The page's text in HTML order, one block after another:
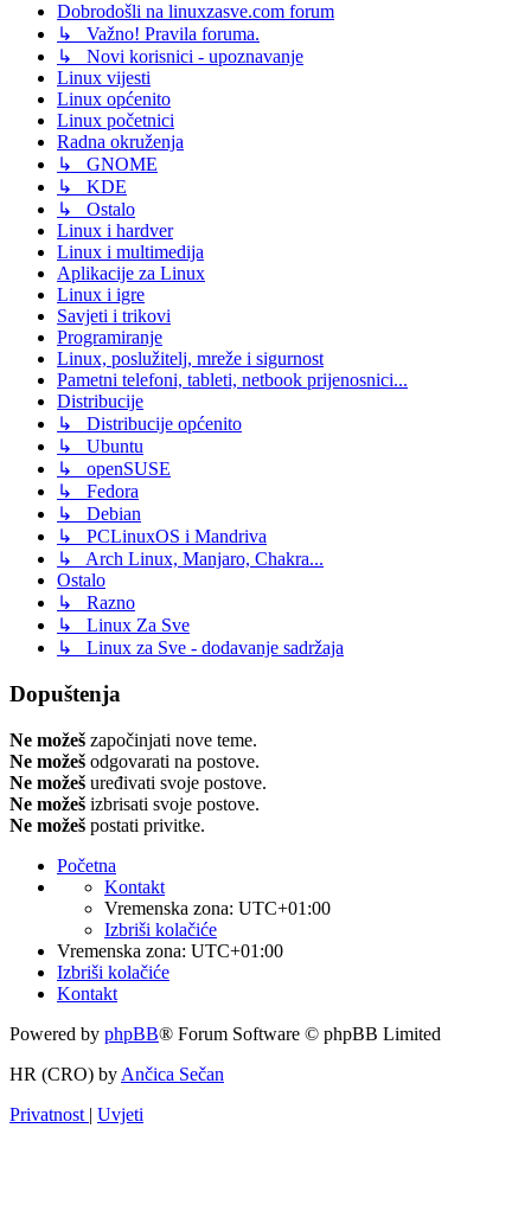
Dobrodošli na linuxzasve.com forum
↳ Važno! Pravila foruma.
↳ Novi korisnici - upoznavanje
Linux vijesti
Linux općenito
Linux početnici
Radna okruženja
↳ GNOME
↳ KDE
↳ Ostalo
Linux i hardver
Linux i multimedija
Aplikacije za Linux
Linux i igre
Savjeti i trikovi
Programiranje
Linux, poslužitelj, mreže i sigurnost
Pametni telefoni, tableti, netbook prijenosnici...
Distribucije
↳ Distribucije općenito
↳ Ubuntu
↳ openSUSE
↳ Fedora
↳ Debian
↳ PCLinuxOS i Mandriva
↳ Arch Linux, Manjaro, Chakra...
Ostalo
↳ Razno
↳ Linux Za Sve
↳ Linux za Sve - dodavanje sadržaja
Dopuštenja
Ne možeš započinjati nove teme.
Ne možeš odgovarati na postove.
Ne možeš uređivati svoje postove.
Ne možeš izbrisati svoje postove.
Ne možeš postati privitke.
Početna
Kontakt
Vremenska zona: UTC+01:00
Izbriši kolačiće
Vremenska zona: UTC+01:00
Izbriši kolačiće
Kontakt
Powered by phpBB® Forum Software © phpBB Limited
HR (CRO) by Ančica Sečan
Privatnost | Uvjeti